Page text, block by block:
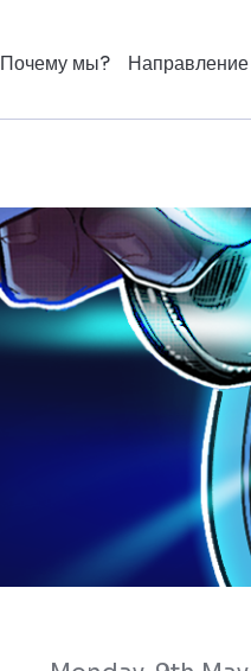
Почему мы? Направление